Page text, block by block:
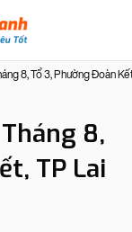
8, Tổ 3, Phường Đoàn
8,
TP Lai